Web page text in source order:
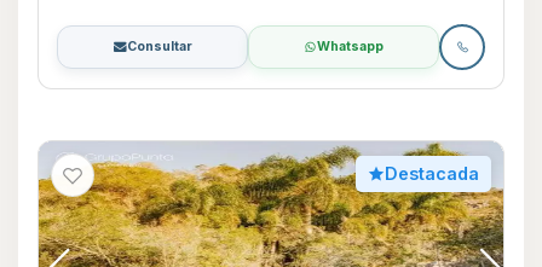
Consultar Whatsapp
Destacada